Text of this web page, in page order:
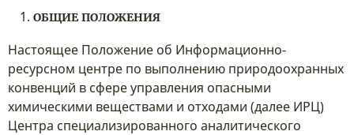
ОБЩИЕ ПОЛОЖЕНИЯ
Настоящее Положение об Информационно-
ресурсном центре по выполнению природоохранных
конвенций в сфере управления опасными
химическими веществами и отходами (далее ИРЦ)
Центра специализированного аналитического